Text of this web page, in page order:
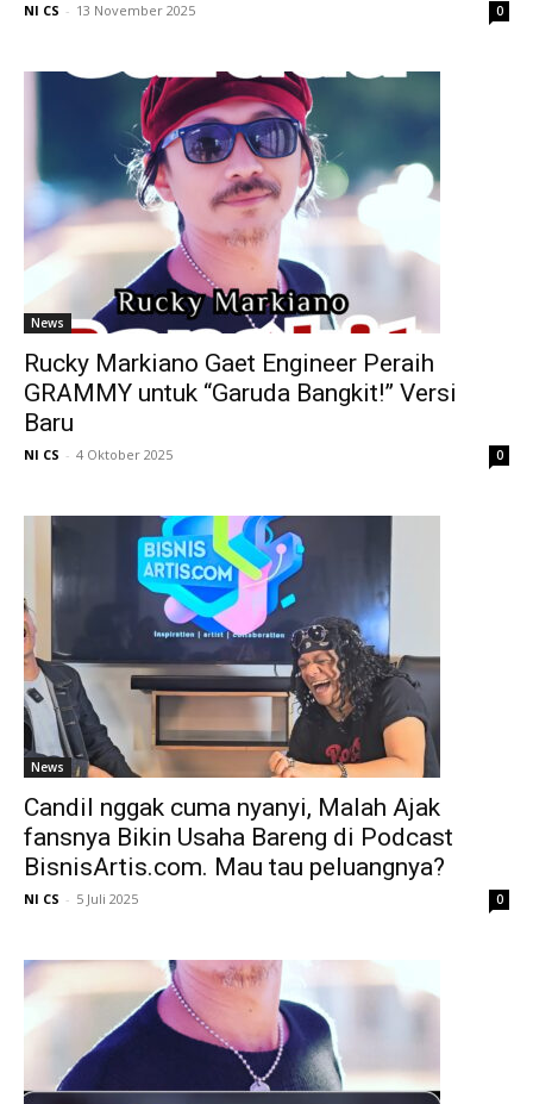
NI CS - 13 November 2025 0
News
Rucky Markiano Gaet Engineer Peraih
GRAMMY untuk “Garuda Bangkit!” Versi
Baru
NI CS - 4 Oktober 2025 0
News
Candil nggak cuma nyanyi, Malah Ajak
fansnya Bikin Usaha Bareng di Podcast
BisnisArtis.com. Mau tau peluangnya?
NI CS - 5 Juli 2025 0